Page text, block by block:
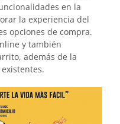
en la
la experiencia del
opciones de compra.
y también
además de la